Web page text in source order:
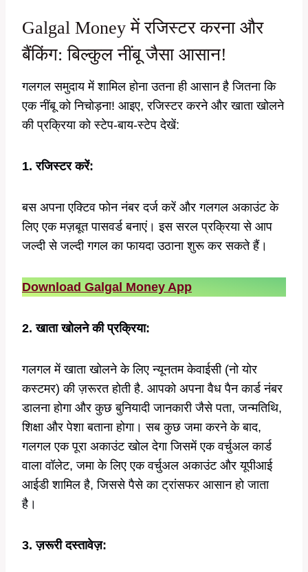
Galgal Money में रजिस्टर करना और
बैंकिंग: बिल्कुल नींबू जैसा आसान!
गलगल समुदाय में शामिल होना उतना ही आसान है जितना कि
एक नींबू को निचोड़ना! आइए, रजिस्टर करने और खाता खोलने
की प्रक्रिया को स्टेप-बाय-स्टेप देखें:
1. रजिस्टर करें:
बस अपना एक्टिव फोन नंबर दर्ज करें और गलगल अकाउंट के
लिए एक मज़बूत पासवर्ड बनाएं। इस सरल प्रक्रिया से आप
जल्दी से जल्दी गगल का फायदा उठाना शुरू कर सकते हैं।
Download Galgal Money App
2. खाता खोलने की प्रक्रिया:
गलगल में खाता खोलने के लिए न्यूनतम केवाईसी (नो योर
कस्टमर) की ज़रूरत होती है. आपको अपना वैध पैन कार्ड नंबर
डालना होगा और कुछ बुनियादी जानकारी जैसे पता, जन्मतिथि,
शिक्षा और पेशा बताना होगा। सब कुछ जमा करने के बाद,
गलगल एक पूरा अकाउंट खोल देगा जिसमें एक वर्चुअल कार्ड
वाला वॉलेट, जमा के लिए एक वर्चुअल अकाउंट और यूपीआई
आईडी शामिल है, जिससे पैसे का ट्रांसफर आसान हो जाता
है।
3. ज़रूरी दस्तावेज़: